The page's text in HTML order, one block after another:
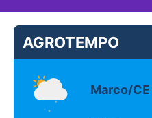
AGROTEMPO
Marco/CE